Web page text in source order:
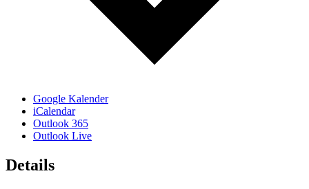
Google Kalender
iCalendar
Outlook 365
Outlook Live
Details